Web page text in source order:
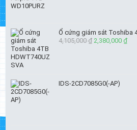
Ổ cứng giám sát Toshiba
4,105,000₫ Giá
2,380,000 ₫Giá
IDS-2CD7085G0(-AP)